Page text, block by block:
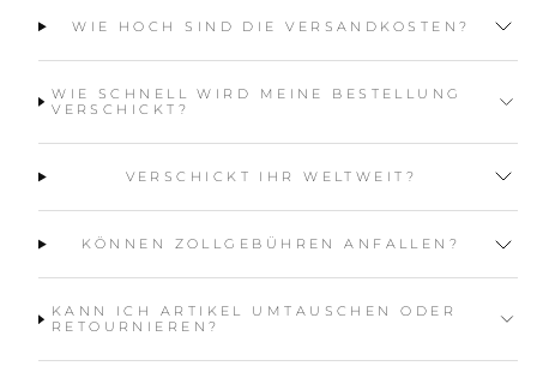
WIE HOCH SIND DIE VERSANDKOSTEN?
WIE SCHNELL WIRD MEINE BESTELLUNG
VERSCHICKT?
VERSCHICKT IHR WELTWEIT?
KÖNNEN ZOLLGEBÜHREN ANFALLEN?
KANN ICH ARTIKEL UMTAUSCHEN ODER
RETOURNIEREN?